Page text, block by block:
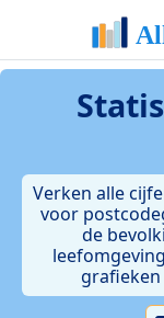
Verken alle
voor
de